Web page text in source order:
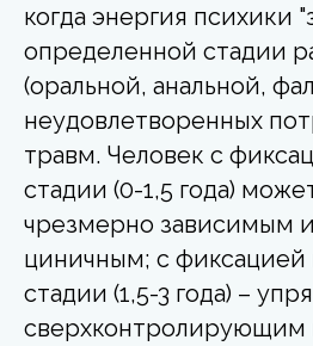
когда энергия психики
определенной стадии
(оральной, анальной,
неудовлетворенных
травм. Человек с
стадии (0-1,5 года)
чрезмерно зависимым
циничным; с фиксацией
стадии (1,5-3 года) –
сверхконтролирующим